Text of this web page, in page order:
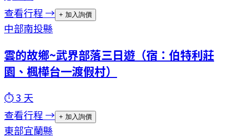
查看行程 → + 加入詢價
中部南投縣
雲的故鄉~武界部落三日遊（宿：伯特利莊
園、楓樺台一渡假村）
⏱3 天
查看行程 → + 加入詢價
東部宜蘭縣